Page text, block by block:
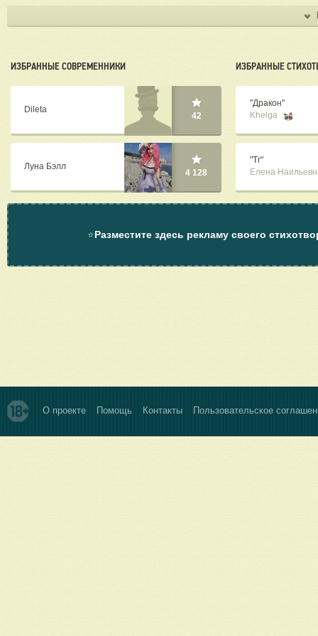
ИЗБРАННЫЕ СОВРЕМЕННИКИ
Dileta
42
Луна Бэлл
4 128
ИЗБРАННЫЕ
"Дракон"
Khelga
"Тг"
Елена
⭐Разместите здесь рекламу своего
О проекте Помощь Контакты Пользовательское